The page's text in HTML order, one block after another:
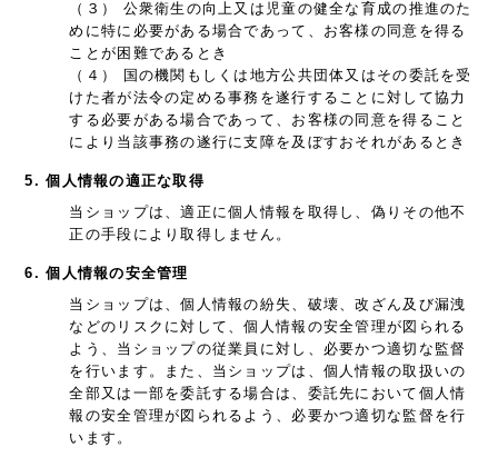
（３） 公衆衛生の向上又は児童の健全な育成の推進のた
めに特に必要がある場合であって、お客様の同意を得る
ことが困難であるとき
（４） 国の機関もしくは地方公共団体又はその委託を受
けた者が法令の定める事務を遂行することに対して協力
する必要がある場合であって、お客様の同意を得ること
により当該事務の遂行に支障を及ぼすおそれがあるとき
5. 個人情報の適正な取得
当ショップは、適正に個人情報を取得し、偽りその他不
正の手段により取得しません。
6. 個人情報の安全管理
当ショップは、個人情報の紛失、破壊、改ざん及び漏洩
などのリスクに対して、個人情報の安全管理が図られる
よう、当ショップの従業員に対し、必要かつ適切な監督
を行います。また、当ショップは、個人情報の取扱いの
全部又は一部を委託する場合は、委託先において個人情
報の安全管理が図られるよう、必要かつ適切な監督を行
います。